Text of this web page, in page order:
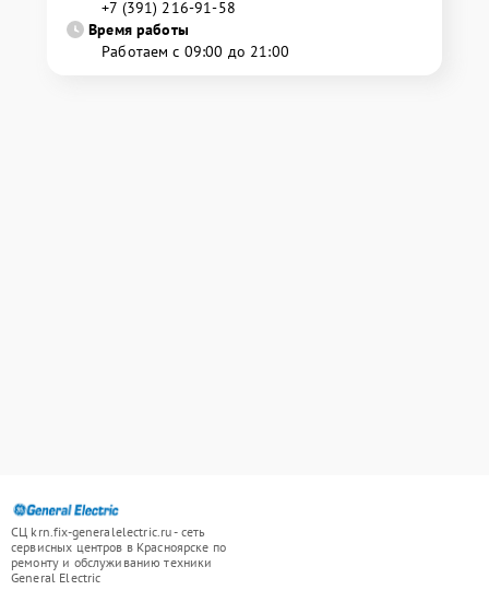
+7 (391) 216-91-58
Время работы
Работаем с 09:00 до 21:00
СЦ krn.fix-generalelectric.ru - сеть
сервисных центров в Красноярске по
ремонту и обслуживанию техники
General Electric